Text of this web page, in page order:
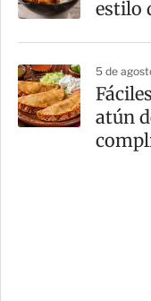
estilo
5 de
atún